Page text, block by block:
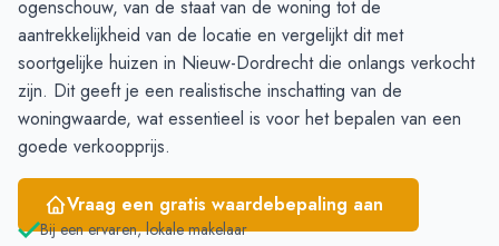
ogenschouw, van de staat van de woning tot de
aantrekkelijkheid van de locatie en vergelijkt dit met
soortgelijke huizen in Nieuw-Dordrecht die onlangs verkocht
zijn. Dit geeft je een realistische inschatting van de
woningwaarde, wat essentieel is voor het bepalen van een
goede verkoopprijs.
Vraag een gratis waardebepaling aan
Bij een ervaren, lokale makelaar